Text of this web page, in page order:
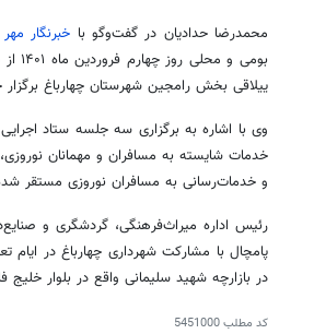
محمدرضا حدادیان در گفت‌وگو با خبرنگار مهر
بومی و محلی روز چهارم فروردین ماه ۱۴۰۱ از ساعت ۳۰/۱۰ تا یک بعدازظهر در روستای
ییلاقی بخش رامجین شهرستان چهارباغ
وی با اشاره به برگزاری سه جلسه ستاد
خدمات شایسته به مسافران و مهمانان
و خدمات‌رسانی به مسافران نوروزی مستقر
رئیس اداره میراث‌فرهنگی، گردشگری و
در بازارچه شهید سلیمانی واقع در بلوار
کد مطلب5451000